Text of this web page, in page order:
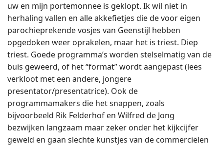
uw en mijn portemonnee is geklopt. Ik wil niet in
herhaling vallen en alle akkefietjes die de voor eigen
parochieprekende vosjes van Geenstijl hebben
opgedoken weer oprakelen, maar het is triest. Diep
triest. Goede programma’s worden stelselmatig van de
buis geweerd, of het “format” wordt aangepast (lees
verkloot met een andere, jongere
presentator/presentatrice). Ook de
programmamakers die het snappen, zoals
bijvoorbeeld Rik Felderhof en Wilfred de Jong
bezwijken langzaam maar zeker onder het kijkcijfer
geweld en gaan slechte kunstjes van de commerciëlen